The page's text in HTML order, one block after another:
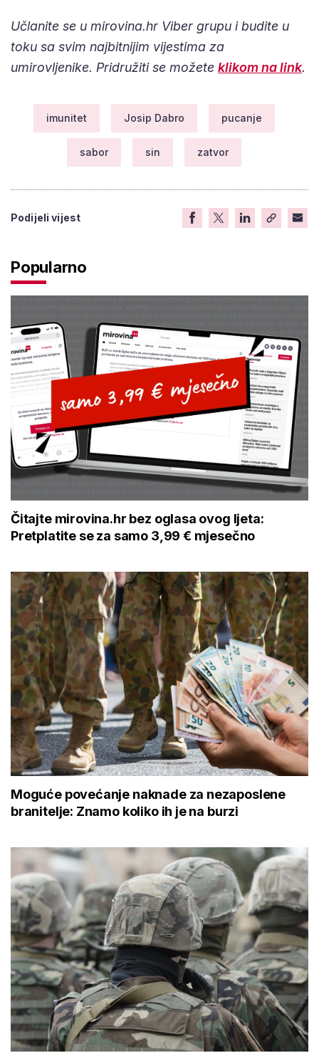
Učlanite se u mirovina.hr Viber grupu i budite u
toku sa svim najbitnijim vijestima za
umirovljenike. Pridružiti se možete klikom na link.
imunitet Josip Dabro pucanje
sabor sin zatvor
Podijeli vijest
Popularno
Čitajte mirovina.hr bez oglasa ovog ljeta:
Pretplatite se za samo 3,99 € mjesečno
Moguće povećanje naknade za nezaposlene
branitelje: Znamo koliko ih je na burzi